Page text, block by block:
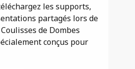
les supports,
partagés lors de
de Dombes
conçus pour